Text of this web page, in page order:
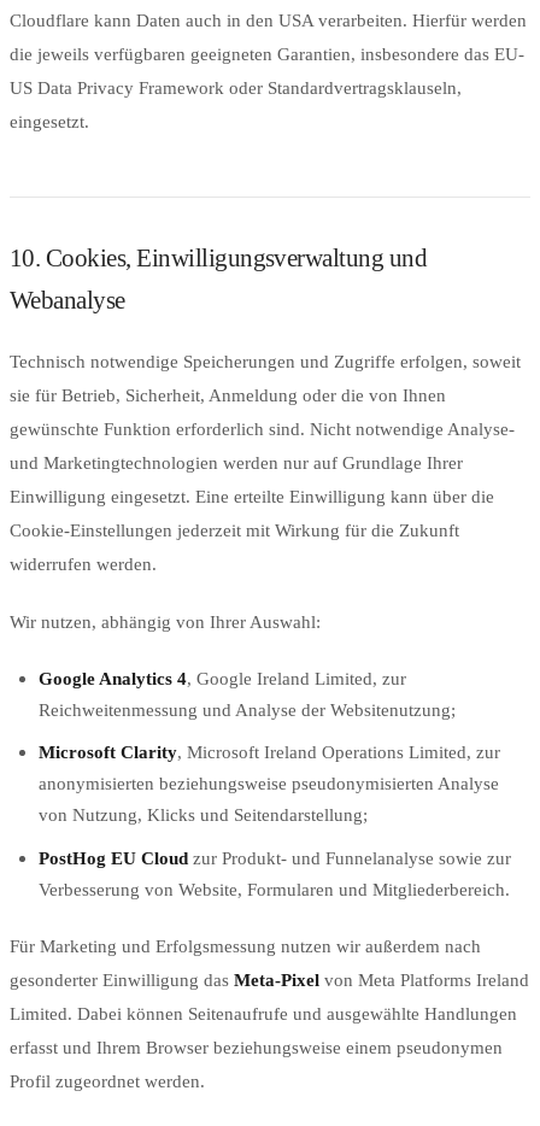
Cloudflare kann Daten auch in den USA verarbeiten. Hierfür werden
die jeweils verfügbaren geeigneten Garantien, insbesondere das EU-
US Data Privacy Framework oder Standardvertragsklauseln,
eingesetzt.
10. Cookies, Einwilligungsverwaltung und
Webanalyse
Technisch notwendige Speicherungen und Zugriffe erfolgen, soweit
sie für Betrieb, Sicherheit, Anmeldung oder die von Ihnen
gewünschte Funktion erforderlich sind. Nicht notwendige Analyse-
und Marketingtechnologien werden nur auf Grundlage Ihrer
Einwilligung eingesetzt. Eine erteilte Einwilligung kann über die
Cookie-Einstellungen jederzeit mit Wirkung für die Zukunft
widerrufen werden.
Wir nutzen, abhängig von Ihrer Auswahl:
Google Analytics 4, Google Ireland Limited, zur
Reichweitenmessung und Analyse der Websitenutzung;
Microsoft Clarity, Microsoft Ireland Operations Limited, zur
anonymisierten beziehungsweise pseudonymisierten Analyse
von Nutzung, Klicks und Seitendarstellung;
PostHog EU Cloud zur Produkt- und Funnelanalyse sowie zur
Verbesserung von Website, Formularen und Mitgliederbereich.
Für Marketing und Erfolgsmessung nutzen wir außerdem nach
gesonderter Einwilligung das Meta-Pixel von Meta Platforms Ireland
Limited. Dabei können Seitenaufrufe und ausgewählte Handlungen
erfasst und Ihrem Browser beziehungsweise einem pseudonymen
Profil zugeordnet werden.